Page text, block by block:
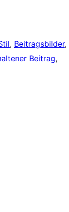
, Beitragsbilder
Beitrag